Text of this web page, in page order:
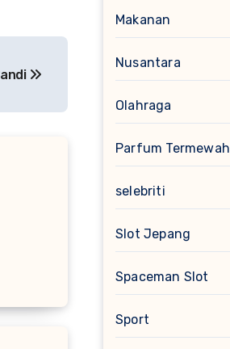
Makanan
Nusantara
Olahraga
Parfum Termewah
selebriti
Slot Jepang
Spaceman Slot
Sport